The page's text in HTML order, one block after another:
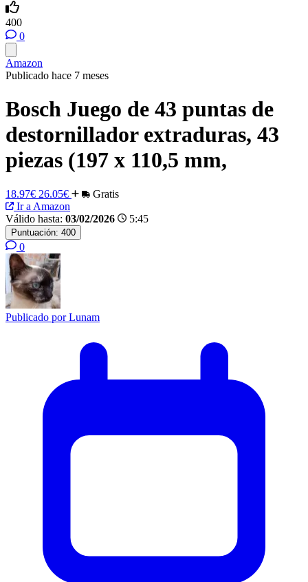
400
0
Amazon
Publicado hace 7 meses
Bosch Juego de 43 puntas de
destornillador extraduras, 43
piezas (197 x 110,5 mm,
18.97€ 26.05€
Gratis
Ir a Amazon
Válido hasta: 03/02/2026 5:45
Puntuación: 400
0
Publicado porLunam